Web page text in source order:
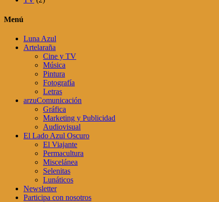
Menú
Luna Azul
Artelaraña
Cine y TV
Música
Pintura
Fotografía
Letras
arzuComunicación
Gráfica
Marketing y Publicidad
Audiovisual
El Lado Azul Oscuro
El Viajante
Permacultura
Miscelánea
Selenitas
Lunáticos
Newsletter
Participa con nosotros